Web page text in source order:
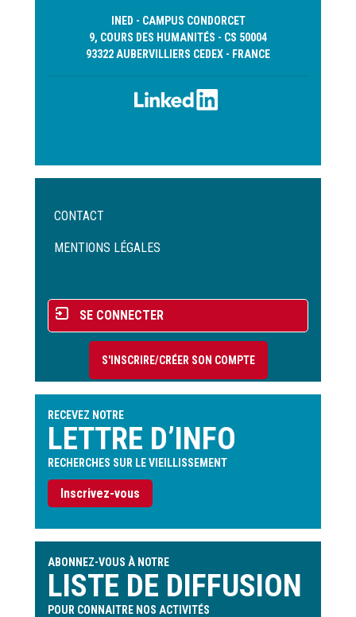
INED - CAMPUS CONDORCET
9, COURS DES HUMANITÉS - CS 50004
93322 AUBERVILLIERS CEDEX - FRANCE
Menu
de
CONTACT
MENTIONS LÉGALES
Menu
du
compte
l'utilisateur
SE CONNECTER
S'INSCRIRE/CRÉER SON COMPTE
RECEVEZ NOTRE
LETTRE D’INFO
RECHERCHES SUR LE VIEILLISSEMENT
Inscrivez-vous
ABONNEZ-VOUS À NOTRE
LISTE DE DIFFUSION
POUR CONNAITRE NOS ACTIVITÉS